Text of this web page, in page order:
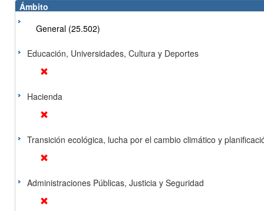
Ámbito
General (25.502)
Educación, Universidades, Cultura y Deportes
Hacienda
Transición ecológica, lucha por el cambio climático y
Administraciones Públicas, Justicia y Seguridad